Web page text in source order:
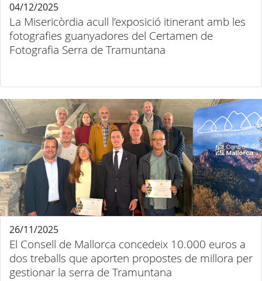
La Misericòrdia acull l’exposició itinerant amb les
fotografies guanyadores del Certamen de
Fotografia Serra de Tramuntana
04/12/2025
El Consell de Mallorca concedeix 10.000 euros a
dos treballs que aporten propostes de millora per
gestionar la serra de Tramuntana
26/11/2025